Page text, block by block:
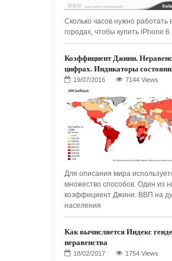
Сколько часов нужно работать
городах, чтобы купить iPhone 6.
Коэффициент Джини.
цифрах. Индикаторы
7144 Views
Для описания мира
множество способов. Один из
коэффициент Джини. ВВП на
населения
Как вычисляется Индекс
неравенства
1754 Views